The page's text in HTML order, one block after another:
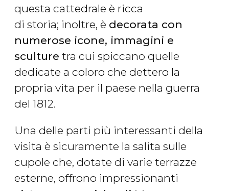
questa cattedrale è ricca
di storia; inoltre, è decorata con
numerose icone, immagini e
sculture tra cui spiccano quelle
dedicate a coloro che dettero la
propria vita per il paese nella guerra
del 1812.
Una delle parti più interessanti della
visita è sicuramente la salita sulle
cupole che, dotate di varie terrazze
esterne, offrono impressionanti